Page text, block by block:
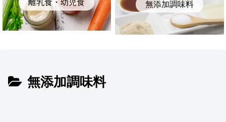
離乳食・幼児食 無添加調味料
無添加調味料